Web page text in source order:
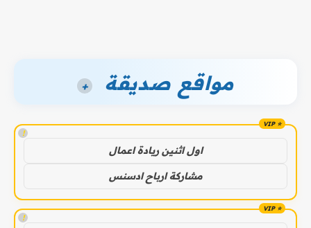
مواقع صديقة +
!
اول اثنين ريادة اعمال
مشاركة ارباح ادسنس
!